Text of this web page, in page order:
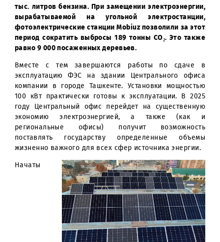
здания девяти Центров обслуживания
обеспечиваются солнечной энергией.
мощность ФЭС составляет 205 кВт, а
выработанной ими энергии за 11 месяцев 2024
превысил 230 тыс. кВт/ч.
Для генерации такого количества энергии
бензиновом генераторе потребовалось бы около
тыс. литров бензина. При замещении
вырабатываемой на угольной
фотоэлектрические станции Mobiuz позволили за
период сократить выбросы 189 тонны CO₂. Это
равно 9 000 посаженных деревьев.
эксплуатацию ФЭС на здании Центрального
компании в городе Ташкенте. Установки
100 кВт практически готовы к эксплуатации. В
году Центральный офис перейдет на
экономию электроэнергией, а также
региональные офисы) получит
поставлять государству определенные